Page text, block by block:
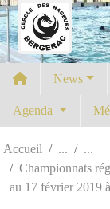
News
Agenda
Accueil
Championnats
au 17 février 2019
Panneau de gestion